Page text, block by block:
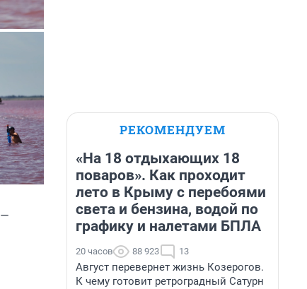
РЕКОМЕНДУЕМ
«На 18 отдыхающих 18
поваров». Как проходит
лето в Крыму с перебоями
света и бензина, водой по
графику и налетами БПЛА
20 часов 88 923 13
Август перевернет жизнь Козерогов.
К чему готовит ретроградный Сатурн